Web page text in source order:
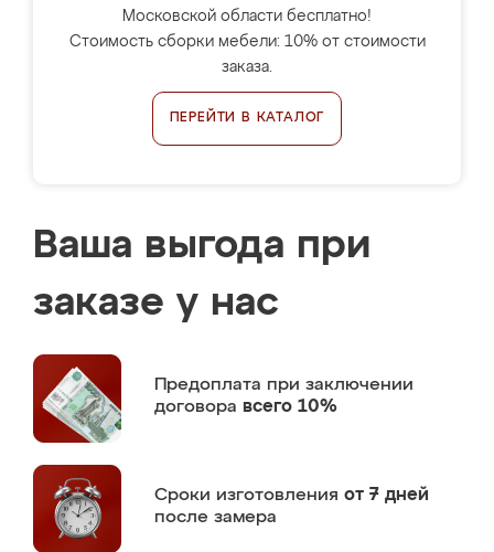
Московской области бесплатно!
Стоимость сборки мебели: 10% от стоимости
заказа.
ПЕРЕЙТИ В КАТАЛОГ
Ваша выгода при
заказе у нас
Предоплата при заключении
договора всего 10%
Сроки изготовления от 7 дней
после замера